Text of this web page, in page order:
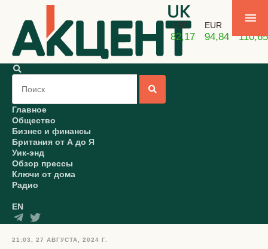
USD
82,17
EUR
94,84 110,65
Главное
Общество
Бизнес и финансы
Британия от А до Я
Уик-энд
Обзор прессы
Ключи от дома
Радио
EN
21:03, 27 АВГУСТА, 2024 Г.